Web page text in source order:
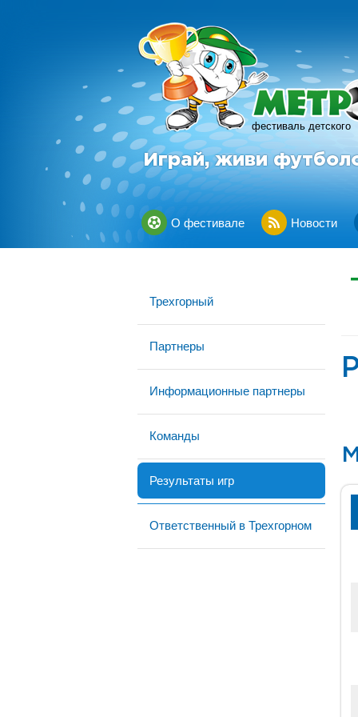
фестиваль детского
Играй, живи
О фестивале Новости
Трехгорный
Партнеры
Информационные партнеры
Команды
Результаты игр
Ответственный в Трехгорном